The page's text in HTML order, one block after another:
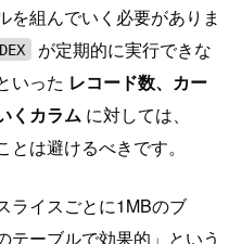
を組んでいく必要がありま
が定期的に実行できな
いった レコード数、カー
くカラム に対しては、
は避けるべきです。
ライスごとに1MBのブ
テーブルで効果的」という